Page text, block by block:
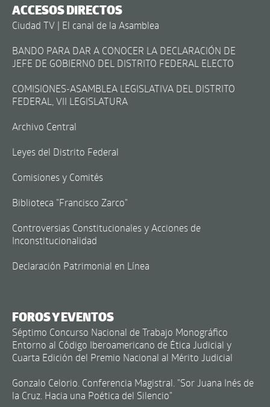
ACCESOS DIRECTOS
Ciudad TV | El canal de la Asamblea
BANDO PARA DAR A CONOCER LA DECLARACIÓN DE
JEFE DE GOBIERNO DEL DISTRITO FEDERAL ELECTO
COMISIONES-ASAMBLEA LEGISLATIVA DEL DISTRITO
FEDERAL, VII LEGISLATURA
Archivo Central
Leyes del Distrito Federal
Comisiones y Comités
Biblioteca "Francisco Zarco"
Controversias Constitucionales y Acciones de
Inconstitucionalidad
Declaración Patrimonial en Línea
FOROS Y EVENTOS
Séptimo Concurso Nacional de Trabajo Monográfico
Entorno al Código Iberoamericano de Ética Judicial y
Cuarta Edición del Premio Nacional al Mérito Judicial
Gonzalo Celorio. Conferencia Magistral. "Sor Juana Inés de
la Cruz. Hacia una Poética del Silencio"